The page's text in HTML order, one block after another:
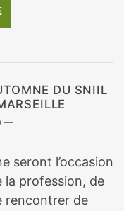
DU SNIIL
seront l’occasion
la profession, de
rencontrer de